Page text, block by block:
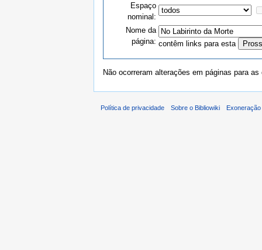
Espaço
nominal:
Nome da
página: contêm links para esta
Não ocorreram alterações em páginas para
Política de privacidade Sobre o Bibliowiki